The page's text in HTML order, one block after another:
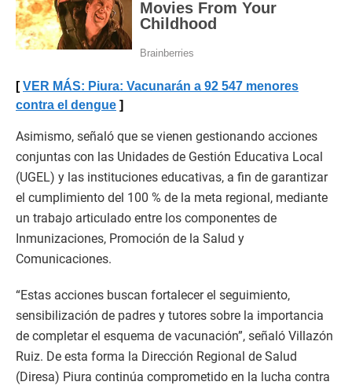
VER MÁS: Piura: Vacunarán a 92 547 menores
contra el dengue
Asimismo, señaló que se vienen gestionando acciones
conjuntas con las Unidades de Gestión Educativa Local
(UGEL) y las instituciones educativas, a fin de garantizar
el cumplimiento del 100 % de la meta regional, mediante
un trabajo articulado entre los componentes de
Inmunizaciones, Promoción de la Salud y
Comunicaciones.
“Estas acciones buscan fortalecer el seguimiento,
sensibilización de padres y tutores sobre la importancia
de completar el esquema de vacunación”, señaló Villazón
Ruiz. De esta forma la Dirección Regional de Salud
(Diresa) Piura continúa comprometido en la lucha contra